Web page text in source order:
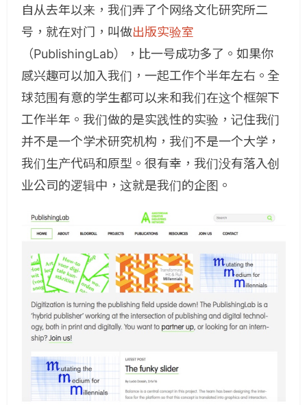
自从去年以来，我们弄了个网络文化研究所二
号，就在对门，叫做出版实验室
（PublishingLab），比一号成功多了。如果你
感兴趣可以加入我们，一起工作个半年左右。全
球范围有意的学生都可以来和我们在这个框架下
工作半年。我们做的是实践性的实验，记住我们
并不是一个学术研究机构，我们不是一个大学，
我们生产代码和原型。很有幸，我们没有落入创
业公司的逻辑中，这就是我们的企图。